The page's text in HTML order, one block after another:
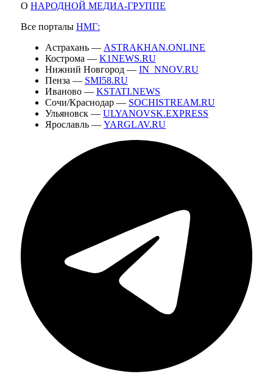
О НАРОДНОЙ МЕДИА-ГРУППЕ
Все порталы НМГ:
Астрахань — ASTRAKHAN.ONLINE
Кострома — K1NEWS.RU
Нижний Новгород — IN_NNOV.RU
Пенза — SMI58.RU
Иваново — KSTATI.NEWS
Сочи/Краснодар — SOCHISTREAM.RU
Ульяновск — ULYANOVSK.EXPRESS
Ярославль — YARGLAV.RU